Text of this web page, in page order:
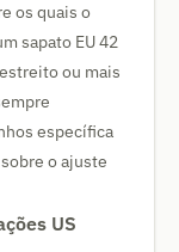
os quais o
sapato EU 42
ou mais
específica
o ajuste
US